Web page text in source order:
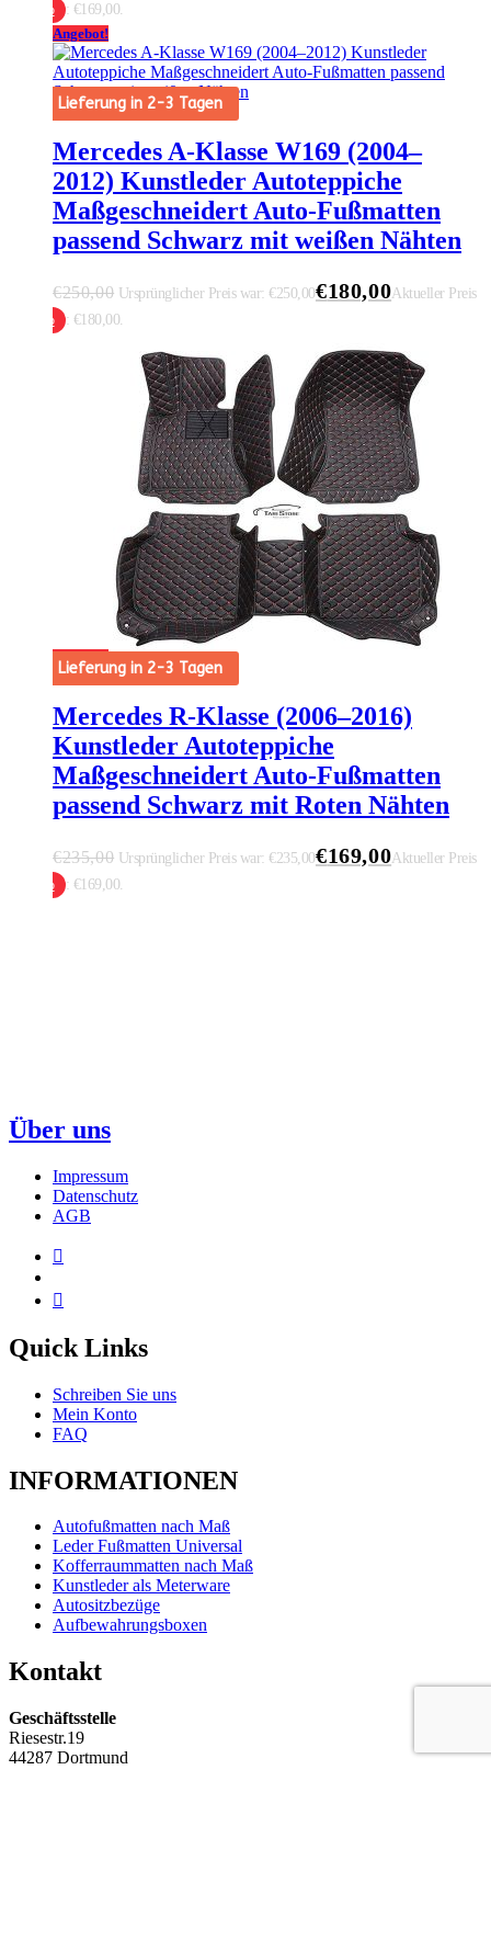
ist: €169,00.
Angebot!
Lieferung in 2-3 Tagen
Mercedes A-Klasse W169 (2004–
2012) Kunstleder Autoteppiche
Maßgeschneidert Auto-Fußmatten
passend Schwarz mit weißen Nähten
€250,00 Ursprünglicher Preis war: €250,00€180,00Aktueller Preis
ist: €180,00.
Angebot!
Lieferung in 2-3 Tagen
Mercedes R-Klasse (2006–2016)
Kunstleder Autoteppiche
Maßgeschneidert Auto-Fußmatten
passend Schwarz mit Roten Nähten
€235,00 Ursprünglicher Preis war: €235,00€169,00Aktueller Preis
ist: €169,00.
Über uns
Impressum
Datenschutz
AGB
Quick Links
Schreiben Sie uns
Mein Konto
FAQ
INFORMATIONEN
Autofußmatten nach Maß
Leder Fußmatten Universal
Kofferraummatten nach Maß
Kunstleder als Meterware
Autositzbezüge
Aufbewahrungsboxen
Kontakt
Geschäftsstelle
Riesestr.19
44287 Dortmund